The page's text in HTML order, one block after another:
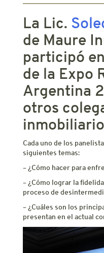
La Lic.
de Maure
participó
de la Expo
Argentina
otros
Cada uno de los
siguientes temas:
– ¿Cómo hacer para
– ¿Cómo lograr la
proceso de
– ¿Cuáles son los
presentan en el actual